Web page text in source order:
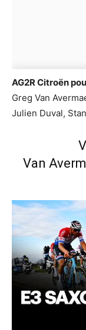
AG2R Citroën
Greg Van
Julien Duval,
Van